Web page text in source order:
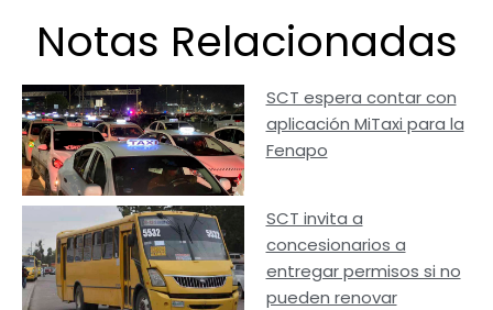
Notas Relacionadas
SCT espera contar con
aplicación MiTaxi para la
Fenapo
SCT invita a
concesionarios a
entregar permisos si no
pueden renovar